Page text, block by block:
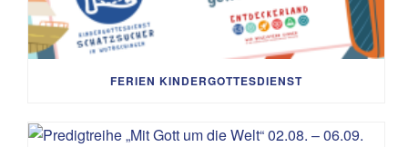
FERIEN KINDERGOTTESDIENST